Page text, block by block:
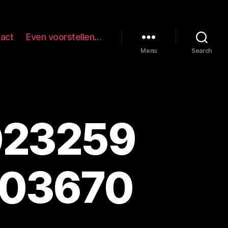
Even voorstellen…
Menu Search